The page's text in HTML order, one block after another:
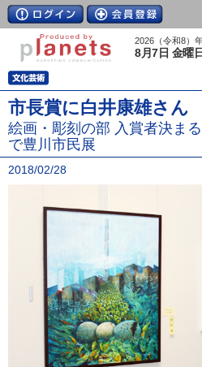
2026（令和8）
8月7日 金曜日
市長賞に白井康雄さん
絵画・彫刻の部 入賞者決ま
で豊川市民展
2018/02/28